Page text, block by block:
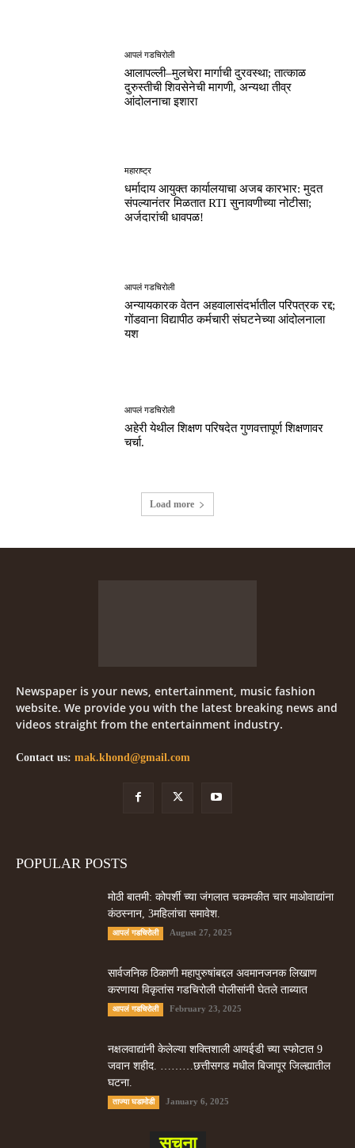
आपलं गडचिरोली
आलापल्ली–मुलचेरा मार्गाची दुरवस्था; तात्काळ
दुरुस्तीची शिवसेनेची मागणी, अन्यथा तीव्र
आंदोलनाचा इशारा
महाराष्ट्र
धर्मादाय आयुक्त कार्यालयाचा अजब कारभार: मुदत
संपल्यानंतर मिळतात RTI सुनावणीच्या नोटीसा;
अर्जदारांची धावपळ!
आपलं गडचिरोली
अन्यायकारक वेतन अहवालासंदर्भातील परिपत्रक रद्द;
गोंडवाना विद्यापीठ कर्मचारी संघटनेच्या आंदोलनाला
यश
आपलं गडचिरोली
अहेरी येथील शिक्षण परिषदेत गुणवत्तापूर्ण शिक्षणावर
चर्चा.
Load more
Newspaper is your news, entertainment, music fashion
website. We provide you with the latest breaking news and
videos straight from the entertainment industry.
Contact us: mak.khond@gmail.com
POPULAR POSTS
मोठी बातमी: कोपर्शी च्या जंगलात चकमकीत चार माओवाद्यांना
कंठस्नान, 3महिलांचा समावेश.
आपलं गडचिरोली August 27, 2025
सार्वजनिक ठिकाणी महापुरुषांबद्दल अवमानजनक लिखाण
करणा­या विकृतांस गडचिरोली पोलीसांनी घेतले ताब्यात
आपलं गडचिरोली February 23, 2025
नक्षलवाद्यांनी केलेल्या शक्तिशाली आयईडी च्या स्फोटात 9
जवान शहीद. ………छत्तीसगड मधील बिजापूर जिल्ह्यातील
घटना.
ताज्या घडामोडी January 6, 2025
सूचना